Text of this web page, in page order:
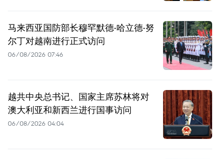
马来西亚国防部长穆罕默德·哈立德·努
尔丁对越南进行正式访问
06/08/2026 07:46
越共中央总书记、国家主席苏林将对
澳大利亚和新西兰进行国事访问
06/08/2026 04:04